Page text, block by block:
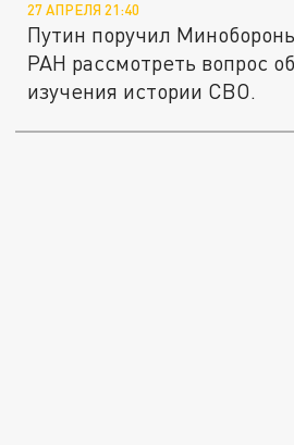
27 АПРЕЛЯ 21:40
Путин поручил
РАН рассмотреть вопрос
изучения истории СВО.